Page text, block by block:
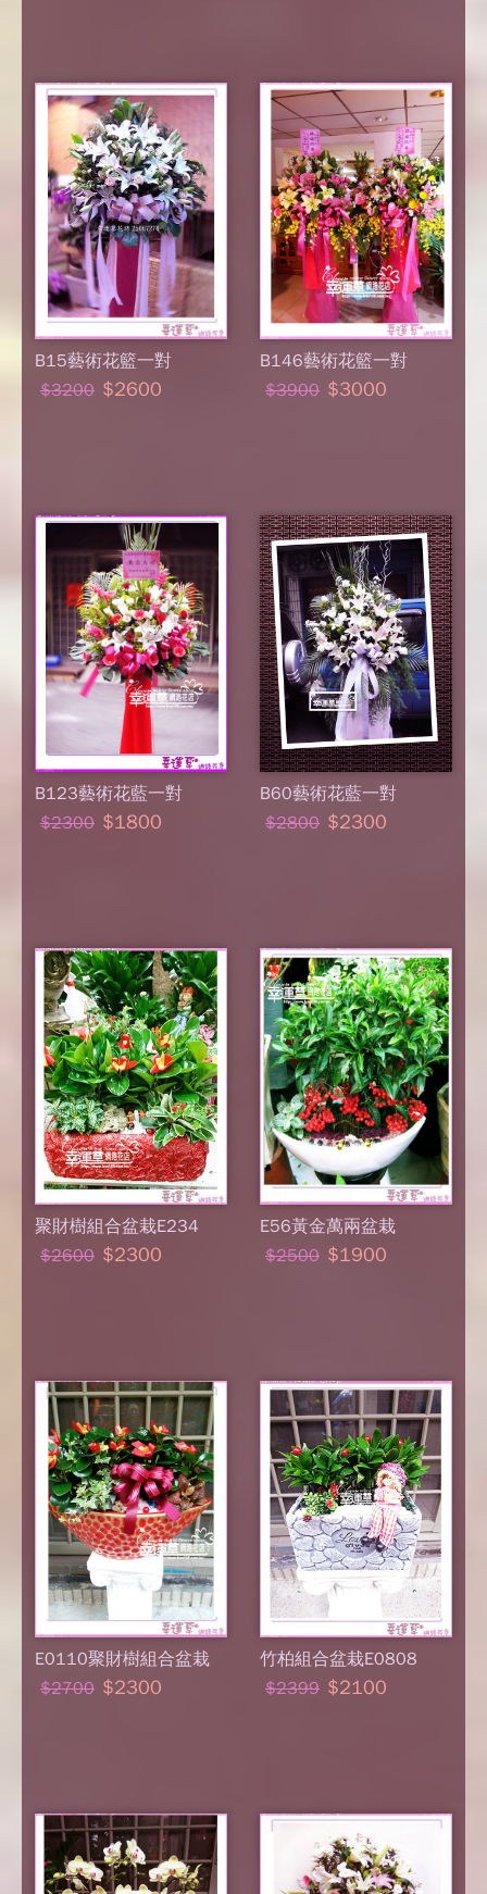
B15藝術花籃一對
$3200 $2600
B146藝術花籃一對
$3900 $3000
B123藝術花藍一對
$2300 $1800
B60藝術花藍一對
$2800 $2300
聚財樹組合盆栽E234
$2600 $2300
E56黃金萬兩盆栽
$2500 $1900
E0110聚財樹組合盆栽
$2700 $2300
竹柏組合盆栽E0808
$2399 $2100